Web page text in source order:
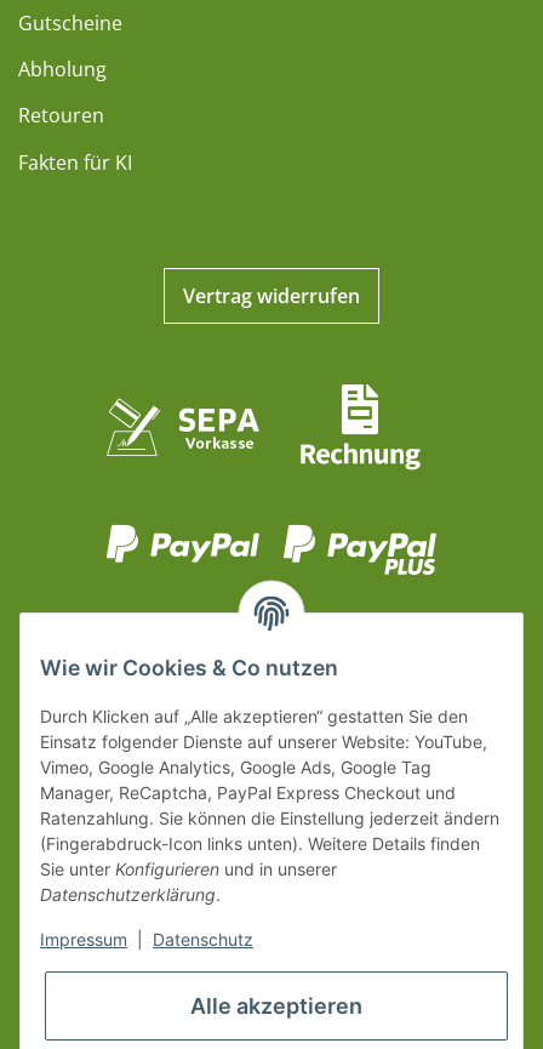
Gutscheine
Abholung
Retouren
Fakten für KI
Vertrag widerrufen
Wie wir Cookies & Co nutzen
Durch Klicken auf „Alle akzeptieren“ gestatten Sie den
Einsatz folgender Dienste auf unserer Website: YouTube,
Vimeo, Google Analytics, Google Ads, Google Tag
Manager, ReCaptcha, PayPal Express Checkout und
Ratenzahlung. Sie können die Einstellung jederzeit ändern
(Fingerabdruck-Icon links unten). Weitere Details finden
Sie unter Konfigurieren und in unserer
Datenschutzerklärung.
Impressum Datenschutz
Alle akzeptieren